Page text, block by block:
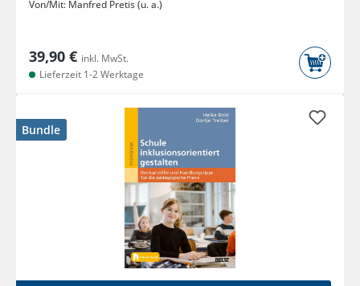
Von/Mit: Manfred Pretis (u. a.)
39,90 € inkl. MwSt.
Lieferzeit 1-2 Werktage
Bundle